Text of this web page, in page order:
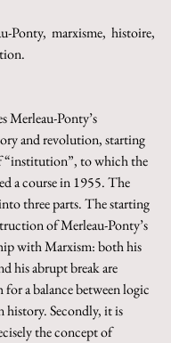
Ponty, marxisme, histoire,
Merleau-Ponty’s
and revolution, starting
to which the
a course in 1955. The
three parts. The starting
of Merleau-Ponty’s
with Marxism: both his
his abrupt break are
for a balance between logic
history. Secondly, it is
the concept of